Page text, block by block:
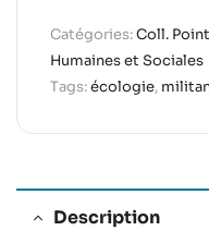
Catégories:Coll.
Humaines et Sociales
Tags:écologie,
Description